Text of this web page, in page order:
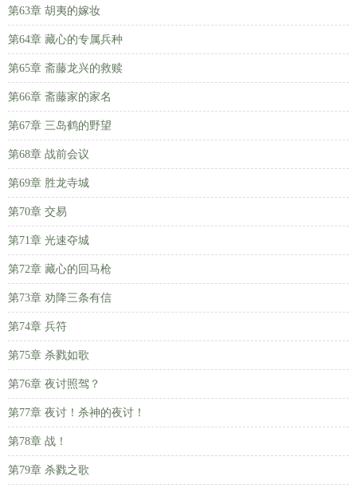
第63章 胡夷的嫁妆
第64章 藏心的专属兵种
第65章 斋藤龙兴的救赎
第66章 斋藤家的家名
第67章 三岛鹤的野望
第68章 战前会议
第69章 胜龙寺城
第70章 交易
第71章 光速夺城
第72章 藏心的回马枪
第73章 劝降三条有信
第74章 兵符
第75章 杀戮如歌
第76章 夜讨照驾？
第77章 夜讨！杀神的夜讨！
第78章 战！
第79章 杀戮之歌